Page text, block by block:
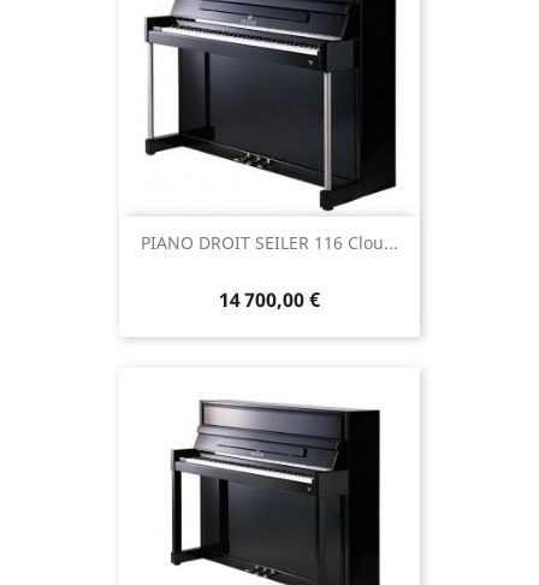
PIANO DROIT SEILER 116 Clou...
14 700,00 €